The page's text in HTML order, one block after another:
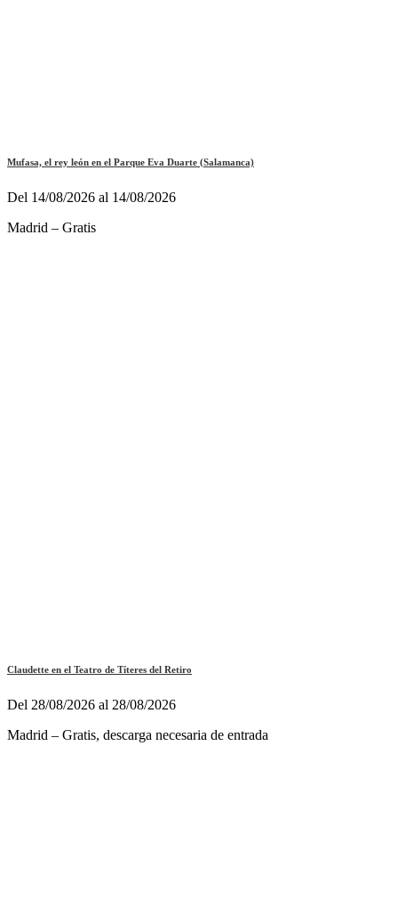
Mufasa, el rey león en el Parque Eva Duarte (Salamanca)
Del 14/08/2026 al 14/08/2026
Madrid – Gratis
Claudette en el Teatro de Títeres del Retiro
Del 28/08/2026 al 28/08/2026
Madrid – Gratis, descarga necesaria de entrada